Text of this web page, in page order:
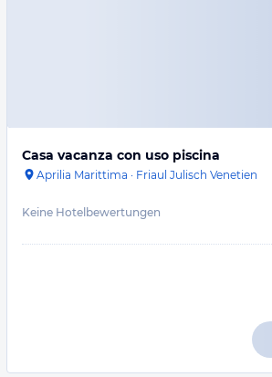
Casa vacanza con uso piscina
Aprilia Marittima · Friaul Julisch Venetien
Keine Hotelbewertungen